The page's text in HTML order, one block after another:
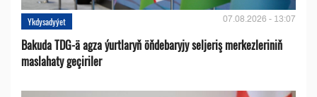
Ykdysadyýet 07.08.2026 - 13:07
Bakuda TDG-ä agza ýurtlaryň öňdebaryjy seljeriş merkezleriniň
maslahaty geçiriler